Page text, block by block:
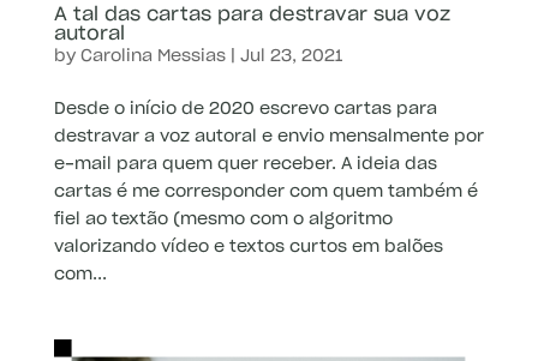
A tal das cartas para destravar sua voz
autoral
by Carolina Messias| Jul 23, 2021
Desde o início de 2020 escrevo cartas para
destravar a voz autoral e envio mensalmente por
e-mail para quem quer receber. A ideia das
cartas é me corresponder com quem também é
fiel ao textão (mesmo com o algoritmo
valorizando vídeo e textos curtos em balões
com...